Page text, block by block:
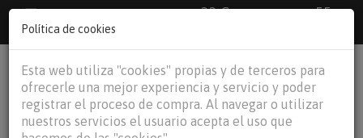
33 €
55
€Baleares y
person shopping_cart
Política de cookies
Esta web utiliza "cookies" propias y de terceros para
ofrecerle una mejor experiencia y servicio y poder
registrar el proceso de compra. Al navegar o utilizar
nuestros servicios el usuario acepta el uso que